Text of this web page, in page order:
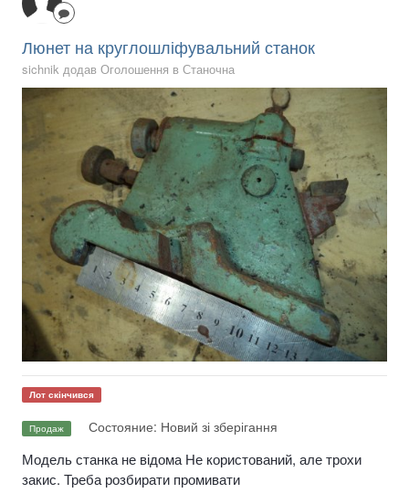
Люнет на круглошліфувальний станок
sichnik додав Оголошення в Станочна
Лот скінчився
Продаж Состояние: Новий зі зберігання
Модель станка не відома Не користований, але трохи
закис. Треба розбирати промивати